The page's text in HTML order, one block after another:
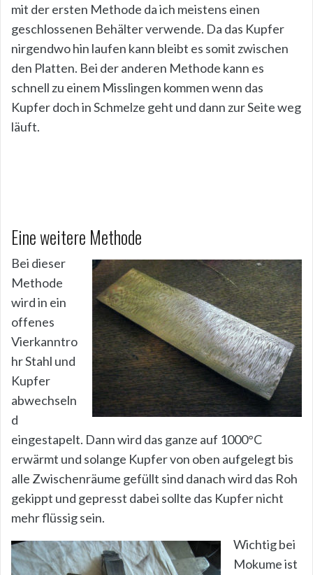
mit der ersten Methode da ich meistens einen
geschlossenen Behälter verwende. Da das Kupfer
nirgendwo hin laufen kann bleibt es somit zwischen
den Platten. Bei der anderen Methode kann es
schnell zu einem Misslingen kommen wenn das
Kupfer doch in Schmelze geht und dann zur Seite weg
läuft.
Eine weitere Methode
Bei dieser
Methode
wird in ein
offenes
Vierkanntro
hr Stahl und
Kupfer
abwechseln
d
eingestapelt. Dann wird das ganze auf 1000°C
erwärmt und solange Kupfer von oben aufgelegt bis
alle Zwischenräume gefüllt sind danach wird das Roh
gekippt und gepresst dabei sollte das Kupfer nicht
mehr flüssig sein.
Wichtig bei
Mokume ist